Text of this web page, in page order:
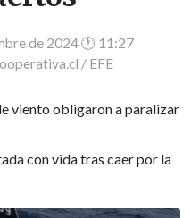
de 2024 🕐 11:27
/ EFE
viento obligaron a paralizar
con vida tras caer por la